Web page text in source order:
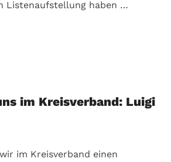
Listenaufstellung haben …
im Kreisverband: Luigi
im Kreisverband einen